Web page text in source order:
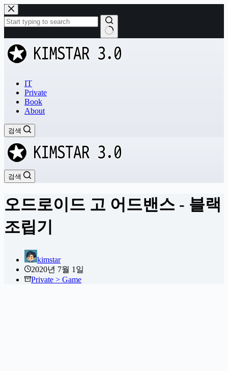
본
문
으
로
건
너
과
없
IT
Private
Book
About
검색
검색
오드로이드 고 어드밴스 - 블랙
조립기
kimstar
2020년 7월 1일
Private > Game